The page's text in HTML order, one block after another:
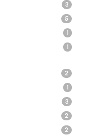
3
5
1
1
2
1
3
2
2